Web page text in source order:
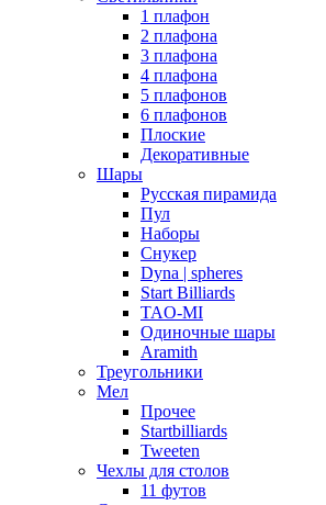
1 плафон
2 плафона
3 плафона
4 плафона
5 плафонов
6 плафонов
Плоские
Декоративные
Шары
Русская пирамида
Пул
Наборы
Снукер
Dyna | spheres
Start Billiards
TAO-MI
Одиночные шары
Aramith
Треугольники
Мел
Прочее
Startbilliards
Tweeten
Чехлы для столов
11 футов